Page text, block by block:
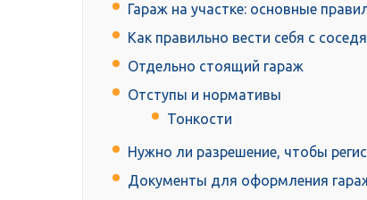
Гараж на участке: основные
Как правильно вести себя с
Отдельно стоящий гараж
Отступы и нормативы
Тонкости
Нужно ли разрешение, чтобы
Документы для оформления